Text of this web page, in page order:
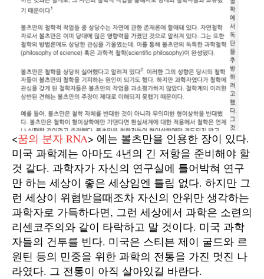
<꿈의 분자 RNA> 에는 볼츠만을 인용한 장이 있다.
미국 과학계는 아마도 4년의 긴 저항을 준비해야 할
것 같다. 과학자가 자신의 연구실에 틀어박혀 연구
만 하는 세상이 좋은 세상임엔 틀림 없다. 하지만 그
런 세상이 위협받을때조차 자신의 안위만 생각하는
과학자로 가득하다면, 그런 세상에서 과학은 소련의
리센코주의와 같이 타락하고 말 것이다. 미국 과학
자들의 건투를 빈다. 미국은 스티븐 제이 굴드와 르
원틴 등의 민중을 위한 과학의 전통을 가진 멋진 나
라였다. 그 전통이 아직 살아있길 바란다.